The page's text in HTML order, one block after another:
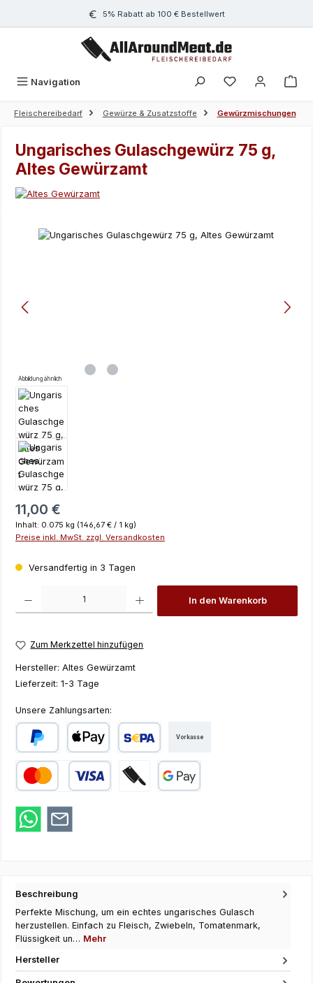
Zum Hauptinhalt springen5% Rabatt ab 100 € Bestellwert
Navigation
Fleischereibedarf Gewürze & Zusatzstoffe Gewürzmischungen
Ungarisches Gulaschgewürz 75 g,
Altes Gewürzamt
Bildergalerie überspringen
Abbildung ähnlich
Regulärer Preis:
11,00 €
Inhalt: 0.075 kg (146,67 € / 1 kg)
Preise inkl. MwSt. zzgl. Versandkosten
Versandfertig in 3 Tagen
In den Warenkorb
Zum Merkzettel hinzufügen
Hersteller: Altes Gewürzamt
Lieferzeit: 1-3 Tage
Unsere Zahlungsarten:
PayPal Apple Pay SEPA Lastschrift
Vorkasse
Beschreibung
Perfekte Mischung, um ein echtes ungarisches Gulasch
herzustellen. Einfach zu Fleisch, Zwiebeln, Tomatenmark,
Flüssigkeit un… Mehr
Hersteller